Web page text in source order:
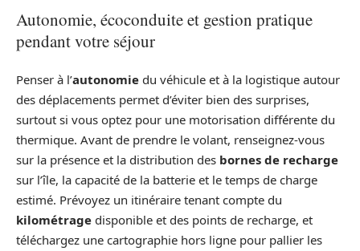
Autonomie, écoconduite et gestion pratique
pendant votre séjour
Penser à l’autonomie du véhicule et à la logistique autour
des déplacements permet d’éviter bien des surprises,
surtout si vous optez pour une motorisation différente du
thermique. Avant de prendre le volant, renseignez-vous
sur la présence et la distribution des bornes de recharge
sur l’île, la capacité de la batterie et le temps de charge
estimé. Prévoyez un itinéraire tenant compte du
kilométrage disponible et des points de recharge, et
téléchargez une cartographie hors ligne pour pallier les